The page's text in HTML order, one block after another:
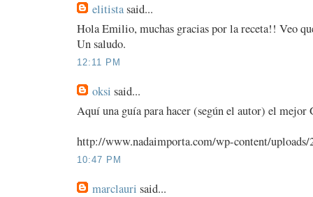
elitistasaid...
Hola Emilio, muchas gracias por la receta!! Veo
Un saludo.
12:11 PM
oksi said...
Aquí una guía para hacer (según el autor) el
http://www.nadaimporta.com/wp-content/
10:47 PM
marclauri said...